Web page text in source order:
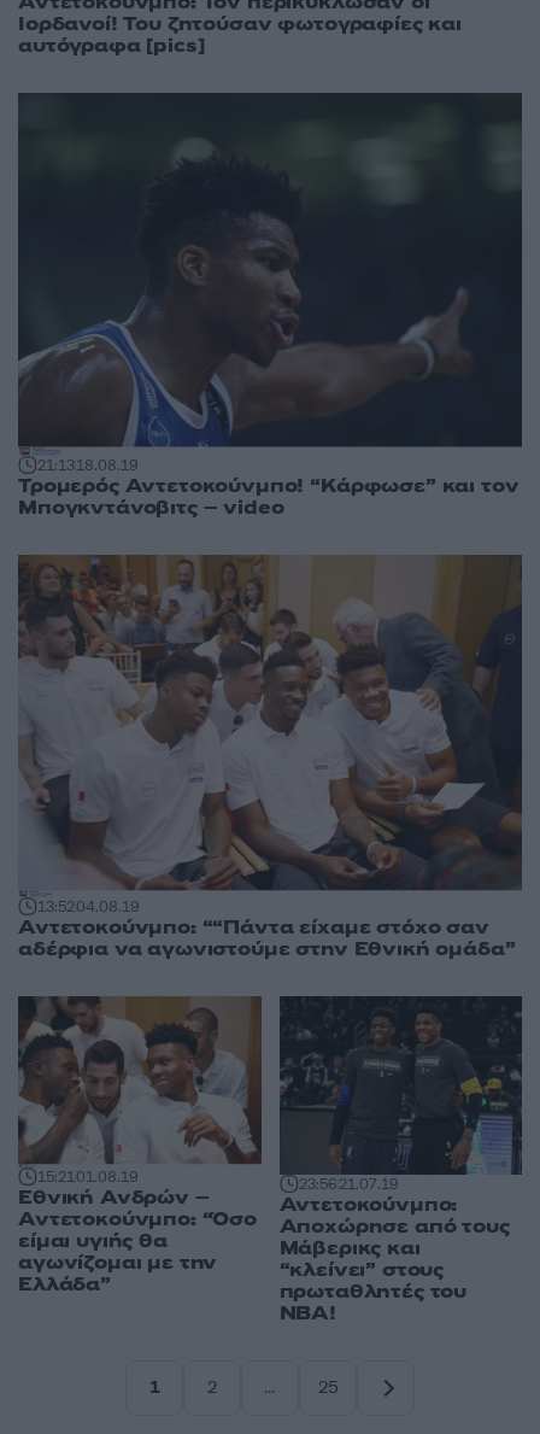
Ιορδανοί! Του ζητούσαν φωτογραφίες και
αυτόγραφα [pics]
21:1318.08.19
Τρομερός Αντετοκούνμπο! “Κάρφωσε” και τον
Μπογκντάνοβιτς – video
13:5204.08.19
Αντετοκούνμπο: ““Πάντα είχαμε στόχο σαν
αδέρφια να αγωνιστούμε στην Εθνική ομάδα”
15:2101.08.19
Εθνική Ανδρών –
Αντετοκούνμπο: “Όσο
είμαι υγιής θα
αγωνίζομαι με την
Ελλάδα”
23:5621.07.19
Αντετοκούνμπο:
Αποχώρησε από τους
Μάβερικς και
“κλείνει” στους
πρωταθλητές του
ΝΒΑ!
1
2
…
25